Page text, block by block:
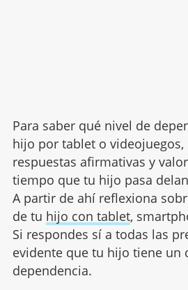
Para saber qué nivel de
hijo por tablet o videojuegos,
respuestas afirmativas y
tiempo que tu hijo pasa
A partir de ahí reflexiona
de tu hijo con tablet,
Si respondes sí a todas las
evidente que tu hijo tiene un
dependencia.